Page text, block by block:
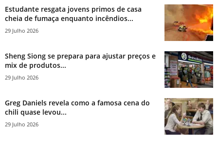
Estudante resgata jovens primos de casa
cheia de fumaça enquanto incêndios...
29 Julho 2026
Sheng Siong se prepara para ajustar preços e
mix de produtos...
29 Julho 2026
Greg Daniels revela como a famosa cena do
chili quase levou...
29 Julho 2026